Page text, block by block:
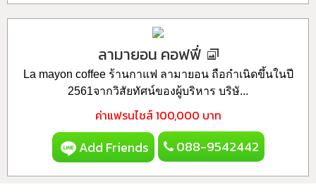
ลามายอน คอฟฟี่
La mayon coffee ร้านกาแฟ ลามายอน ถือกำเนิดขึ้นในปี
2561จากวิสัยทัศน์ของผู้บริหาร บริษั...
ค่าแฟรนไชส์ 100,000 บาท
Add Friends 088-9542442